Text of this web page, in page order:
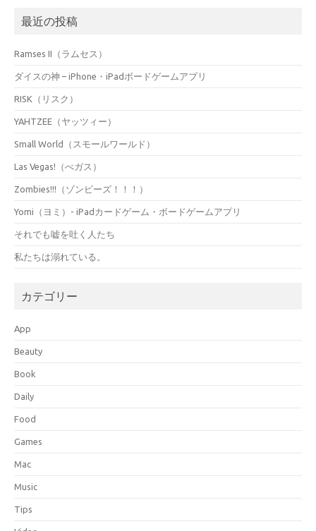
最近の投稿
Ramses II（ラムセス）
ダイスの神 – iPhone・iPadボードゲームアプリ
RISK（リスク）
YAHTZEE（ヤッツィー）
Small World（スモールワールド）
Las Vegas!（べガス）
Zombies!!!（ゾンビーズ！！！）
Yomi（ヨミ）- iPadカードゲーム・ボードゲームアプリ
それでも嘘を吐く人たち
私たちは溺れている。
カテゴリー
App
Beauty
Book
Daily
Food
Games
Mac
Music
Tips